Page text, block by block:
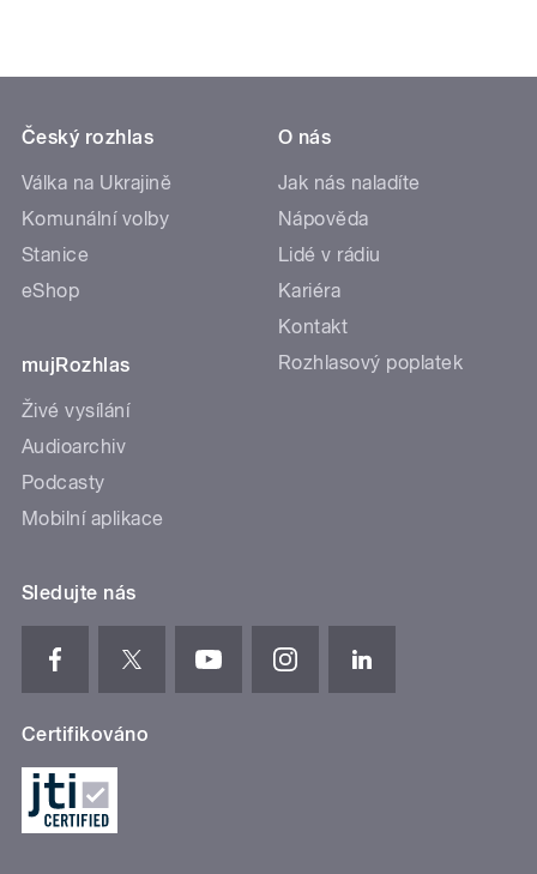
Český rozhlas
Válka na Ukrajině
Komunální volby
Stanice
eShop
mujRozhlas
Živé vysílání
Audioarchiv
Podcasty
Mobilní aplikace
O nás
Jak nás naladíte
Nápověda
Lidé v rádiu
Kariéra
Kontakt
Rozhlasový poplatek
Sledujte nás
Certifikováno